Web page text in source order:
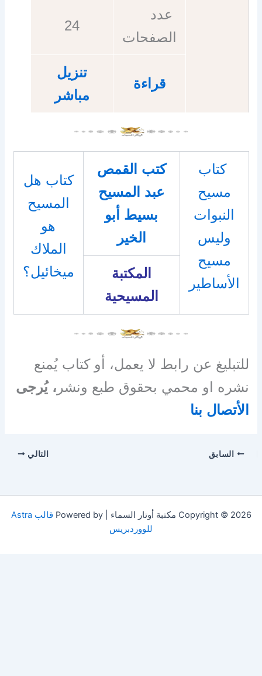
عدد
الصفحات
24
قراءة
تنزيل
مباشر
كتاب
مسيح
النبوات
وليس
مسيح
الأساطير
كتب القمص
عبد المسيح
بسيط أبو
الخير
كتاب هل
المسيح
هو
الملاك
ميخائيل؟
المكتبة
المسيحية
للتبليغ عن رابط لا يعمل، أو كتاب يُمنع
نشره او محمي بحقوق طبع ونشر ، يُرجى
الأتصال بنا
السابق التالي
Copyright © 2026 مكتبة أوتار السماء | Powered by
قالب Astra
للووردبريس